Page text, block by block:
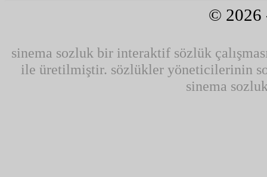
©
sinema sozluk bir interaktif sözlük
ile üretilmiştir. sözlükler yöneticilerinin
sinema